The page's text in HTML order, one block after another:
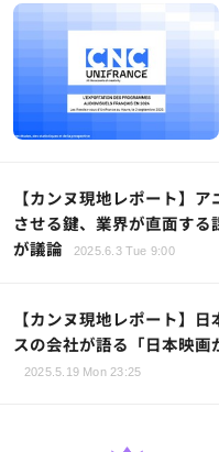
【カンヌ現地レポート】
させる鍵、業界が直面す
が議論
2025.6.3 Tue 9:00
【カンヌ現地レポート】
スの会社が語る「日本映
2025.5.19 Mon 23:25